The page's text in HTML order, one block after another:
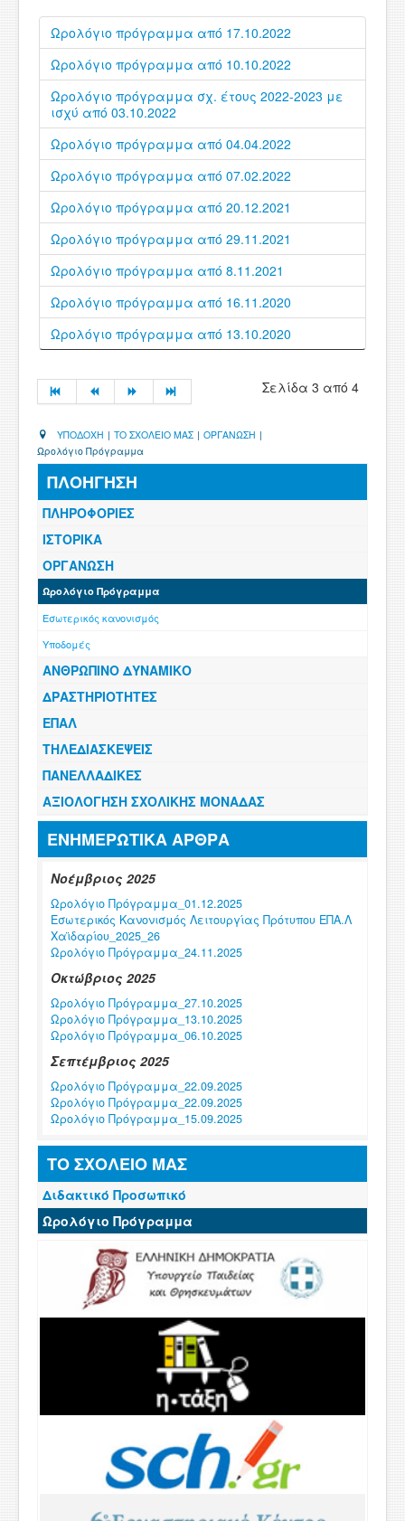
Ωρολόγιο πρόγραμμα από 17.10.2022
Ωρολόγιο πρόγραμμα από 10.10.2022
Ωρολόγιο πρόγραμμα σχ. έτους 2022-2023 με
ισχύ από 03.10.2022
Ωρολόγιο πρόγραμμα από 04.04.2022
Ωρολόγιο πρόγραμμα από 07.02.2022
Ωρολόγιο πρόγραμμα από 20.12.2021
Ωρολόγιο πρόγραμμα από 29.11.2021
Ωρολόγιο πρόγραμμα από 8.11.2021
Ωρολόγιο πρόγραμμα από 16.11.2020
Ωρολόγιο πρόγραμμα από 13.10.2020
Σελίδα 3 από 4
ΥΠΟΔΟΧΗ | ΤΟ ΣΧΟΛΕΙΟ ΜΑΣ | ΟΡΓΑΝΩΣΗ |
Ωρολόγιο Πρόγραμμα
ΠΛΟΗΓΗΣΗ
ΠΛΗΡΟΦΟΡΙΕΣ
ΙΣΤΟΡΙΚΑ
ΟΡΓΑΝΩΣΗ
Ωρολόγιο Πρόγραμμα
Εσωτερικός κανονισμός
Υποδομές
ΑΝΘΡΩΠΙΝΟ ΔΥΝΑΜΙΚΟ
ΔΡΑΣΤΗΡΙΟΤΗΤΕΣ
ΕΠΑΛ
ΤΗΛΕΔΙΑΣΚΕΨΕΙΣ
ΠΑΝΕΛΛΑΔΙΚΕΣ
ΑΞΙΟΛΟΓΗΣΗ ΣΧΟΛΙΚΗΣ ΜΟΝΑΔΑΣ
ΕΝΗΜΕΡΩΤΙΚΑ ΑΡΘΡΑ
Νοέμβριος 2025
Ωρολόγιο Πρόγραμμα_01.12.2025
Εσωτερικός Κανονισμός Λειτουργίας Πρότυπου ΕΠΑ.Λ
Χαϊδαρίου_2025_26
Ωρολόγιο Πρόγραμμα_24.11.2025
Οκτώβριος 2025
Ωρολόγιο Πρόγραμμα_27.10.2025
Ωρολόγιο Πρόγραμμα_13.10.2025
Ωρολόγιο Πρόγραμμα_06.10.2025
Σεπτέμβριος 2025
Ωρολόγιο Πρόγραμμα_22.09.2025
Ωρολόγιο Πρόγραμμα_22.09.2025
Ωρολόγιο Πρόγραμμα_15.09.2025
Φεβρουάριος 2025
Ωρολόγιο Πρόγραμμα_03.02.2025
ΤΟ ΣΧΟΛΕΙΟ ΜΑΣ
Διδακτικό Προσωπικό
Ωρολόγιο Πρόγραμμα